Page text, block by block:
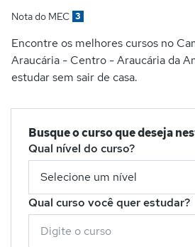
Nota do MEC 3
Encontre os melhores cursos no
Araucária - Centro - Araucária da
estudar sem sair de casa.
Busque o curso que deseja
Qual nível do curso?
Qual curso você quer estudar?